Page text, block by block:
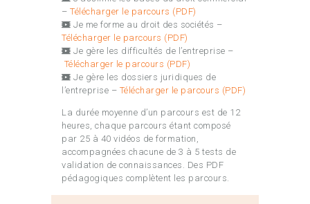
– Télécharger le parcours (PDF)
Je me forme au droit des sociétés –
Télécharger le parcours (PDF)
Je gère les difficultés de l’entreprise –
Télécharger le parcours (PDF)
Je gère les dossiers juridiques de
l’entreprise – Télécharger le parcours (PDF)
La durée moyenne d’un parcours est de 12
heures, chaque parcours étant composé
par 25 à 40 vidéos de formation,
accompagnées chacune de 3 à 5 tests de
validation de connaissances. Des PDF
pédagogiques complètent les parcours.